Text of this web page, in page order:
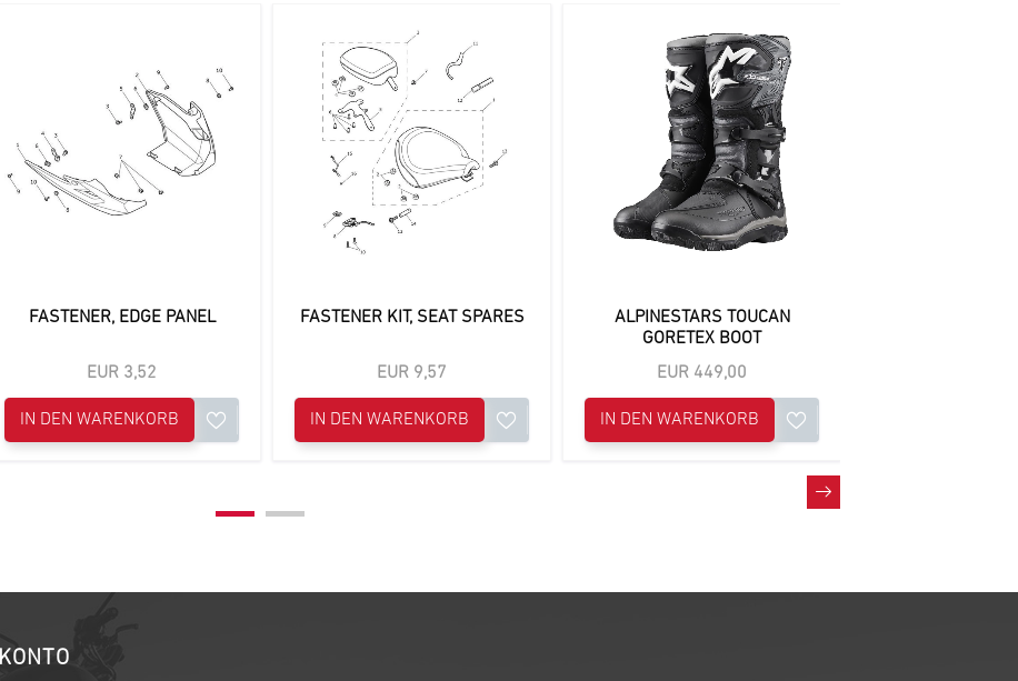
FASTENER, EDGE PANEL
EUR 3,52
IN DEN WARENKORB
FASTENER KIT, SEAT SPARES
EUR 9,57
IN DEN WARENKORB
ALPINESTARS TOUCAN
GORETEX BOOT
EUR 449,00
IN DEN WARENKORB